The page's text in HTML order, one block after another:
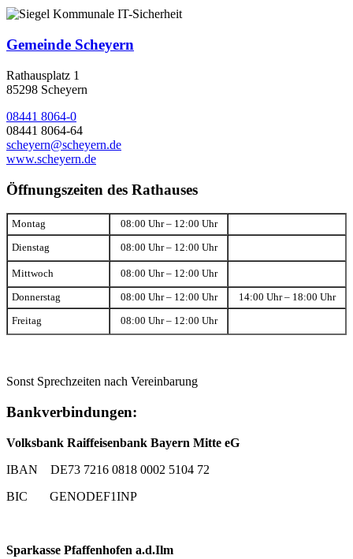
Gemeinde Scheyern
Rathausplatz 1
85298 Scheyern
08441 8064-0
08441 8064-64
scheyern@scheyern.de
www.scheyern.de
Öffnungszeiten des Rathauses
Montag 08:00 Uhr – 12:00 Uhr
Dienstag 08:00 Uhr – 12:00 Uhr
Mittwoch 08:00 Uhr – 12:00 Uhr
Donnerstag 08:00 Uhr – 12:00 Uhr 14:00 Uhr – 18:00 Uhr
Freitag 08:00 Uhr – 12:00 Uhr
Sonst Sprechzeiten nach Vereinbarung
Bankverbindungen:
Volksbank Raiffeisenbank Bayern Mitte eG
IBAN DE73 7216 0818 0002 5104 72
BIC GENODEF1INP
Sparkasse Pfaffenhofen a.d.Ilm